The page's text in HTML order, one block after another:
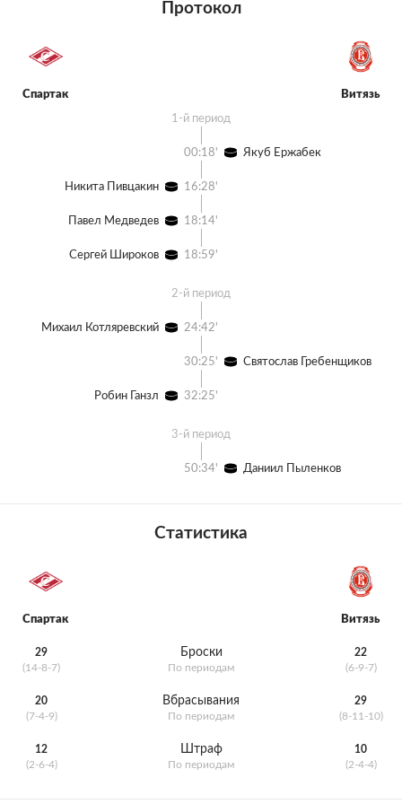
Протокол
Спартак Витязь
1-й период
Якуб Ержабек
00:18'
Никита Пивцакин 16:28'
Павел Медведев 18:14'
Сергей Широков 18:59'
2-й период
Михаил Котляревский 24:42'
Святослав Гребенщиков
30:25'
Робин Ганзл 32:25'
3-й период
Даниил Пыленков
50:34'
Статистика
Спартак Витязь
29
(14-8-7)
Броски
По периодам
22
(6-9-7)
20
(7-4-9)
Вбрасывания
По периодам
29
(8-11-10)
12
(2-6-4)
Штраф
По периодам
10
(2-4-4)